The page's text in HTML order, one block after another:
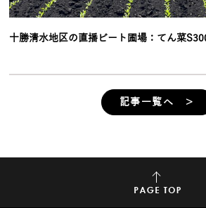
十勝清水地区の直播ビート圃場：てん菜
記事一覧へ ＞